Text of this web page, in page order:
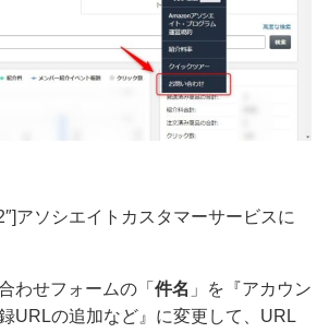
アソシエイトカスタマーサービスに
わせフォームの「 件名 」を『アカウン
URLの追加など 』に変更して、URL